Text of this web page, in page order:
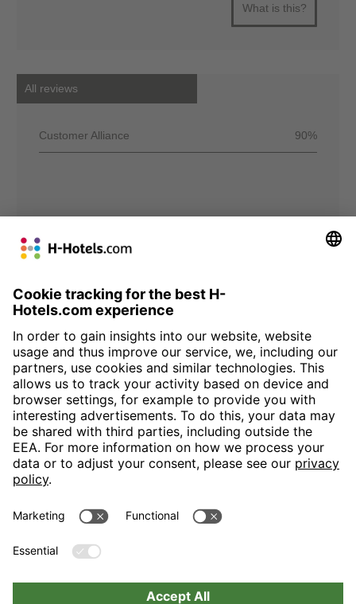
What is this?
All reviews
Customer Alliance 90%
H-Hotels.com is the sponser for the following football club